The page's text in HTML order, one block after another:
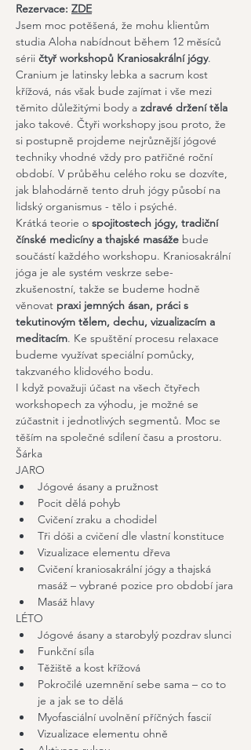
Rezervace: ZDE
Jsem moc potěšená, že mohu klientům
studia Aloha nabídnout během 12 měsíců
sérii čtyř workshopů Kraniosakrální jógy.
Cranium je latinsky lebka a sacrum kost
křížová, nás však bude zajímat i vše mezi
těmito důležitými body a zdravé držení těla
jako takové. Čtyři workshopy jsou proto, že
si postupně projdeme nejrůznější jógové
techniky vhodné vždy pro patřičné roční
období. V průběhu celého roku se dozvíte,
jak blahodárně tento druh jógy působí na
lidský organismus - tělo i psýché.
Krátká teorie o spojitostech jógy, tradiční
čínské medicíny a thajské masáže bude
součástí každého workshopu. Kraniosakrální
jóga je ale systém veskrze sebe-
zkušenostní, takže se budeme hodně
věnovat praxi jemných ásan, práci s
tekutinovým tělem, dechu, vizualizacím a
meditacím. Ke spuštění procesu relaxace
budeme využívat speciální pomůcky,
takzvaného klidového bodu.
I když považuji účast na všech čtyřech
workshopech za výhodu, je možné se
zúčastnit i jednotlivých segmentů. Moc se
těším na společné sdílení času a prostoru.
Šárka
JARO
Jógové ásany a pružnost
Pocit dělá pohyb
Cvičení zraku a chodidel
Tři dóši a cvičení dle vlastní konstituce
Vizualizace elementu dřeva
Cvičení kraniosakrální jógy a thajská
masáž – vybrané pozice pro období jara
Masáž hlavy
LÉTO
Jógové ásany a starobylý pozdrav slunci
Funkční síla
Těžiště a kost křížová
Pokročilé uzemnění sebe sama – co to
je a jak se to dělá
Myofasciální uvolnění příčných fascií
Vizualizace elementu ohně